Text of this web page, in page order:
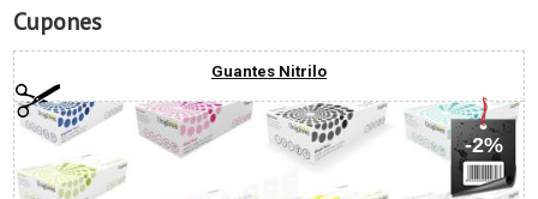
Cupones
Guantes Nitrilo
-2%